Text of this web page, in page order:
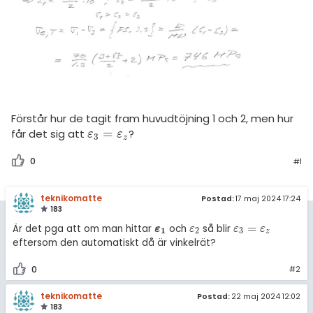
Förstår hur de tagit fram huvudtöjning 1 och 2, men hur
får det sig att ε3 = εz
ε3 =εz ?
0 #1
teknikomatte
183
Postad:17 maj 2024 17:24
Är det pga att om man hittar ε1
ε1 och ε2
ε2 så blir ε3 = εz
ε3=εz
eftersom den automatiskt då är vinkelrät?
0 #2
teknikomatte
183
Postad: 22 maj 2024 12:02
Regler
För lärare
Cookie-inställningar
ämnen